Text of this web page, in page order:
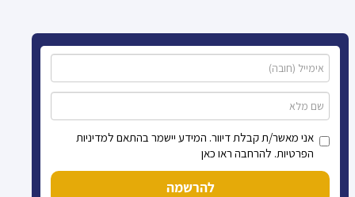
אני מאשר/ת קבלת דיוור. המידע יישמר בהתאם למדיניות
הפרטיות. להרחבה ראו כאן
להרשמה